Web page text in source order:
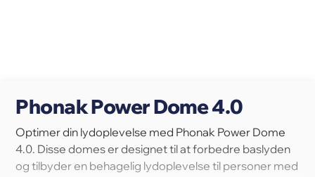
Phonak Power Dome 4.0
Optimer din lydoplevelse med Phonak Power Dome
4.0. Disse domes er designet til at forbedre baslyden
og tilbyder en behagelig lydoplevelse til personer med